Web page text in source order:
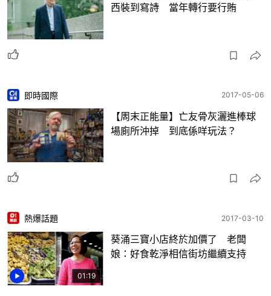
西裝到寫詩 當年轉行要行賄
即時國際 2017-05-06
【周末正能量】亡友骨灰灑進棒球
場廁所沖掉 到底係咩玩法？
01:19
熱爆話題 2017-03-10
葵涌三寶小店終於加價了 老闆
娘：好食乾淨相信街坊繼續支持